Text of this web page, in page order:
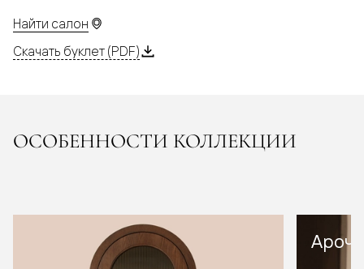
Найти салон
Скачать буклет (PDF)
ОСОБЕННОСТИ КОЛЛЕКЦИИ